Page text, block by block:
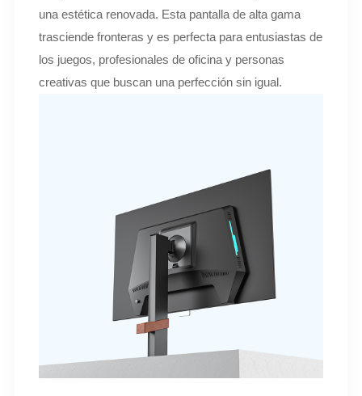
una estética renovada. Esta pantalla de alta gama
trasciende fronteras y es perfecta para entusiastas de
los juegos, profesionales de oficina y personas
creativas que buscan una perfección sin igual.